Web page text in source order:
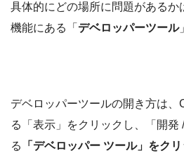
具体的にどの場所に問題があるか
機能にある「 デベロッパーツール
デベロッパーツールの開き方は、
る「表示」をクリックし、「開発
る
「デベロッパー ツール」をクリ